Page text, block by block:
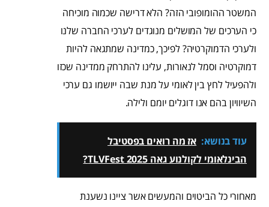
המשטר ההומופובי הזה? הלא דרישה שכמוה מוכיחה
כי הערכים של המושלים מנוגדים לערכי החברה שלנו
ולערכי הדמוקרטיה? לפיכך, כמדינה שמתגאה להיות
דמוקרטיה וסמל לנאורות, עלינו להתרחק ממדינה שכזו
ולהפעיל לחץ בין לאומי על מנת שבה ייושמו גם ערכי
השיוויון בהם אנו דוגלים יומם ולילה.
עוד בנושא: אז מה רואים בפסטיבל
הבינלאומי לקולנוע גאה TLVFest 2025?
מאחורי כל הביטוים והמעשים אשר ציינו נשענת